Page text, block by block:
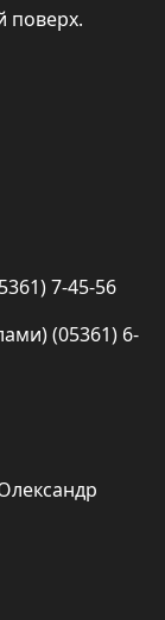
поверх.
7-45-56
(05361) 6-